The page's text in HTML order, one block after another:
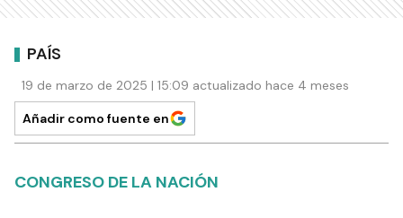
PAÍS
19 de marzo de 2025 | 15:09 actualizado hace 4 meses
Añadir como fuente en
CONGRESO DE LA NACIÓN